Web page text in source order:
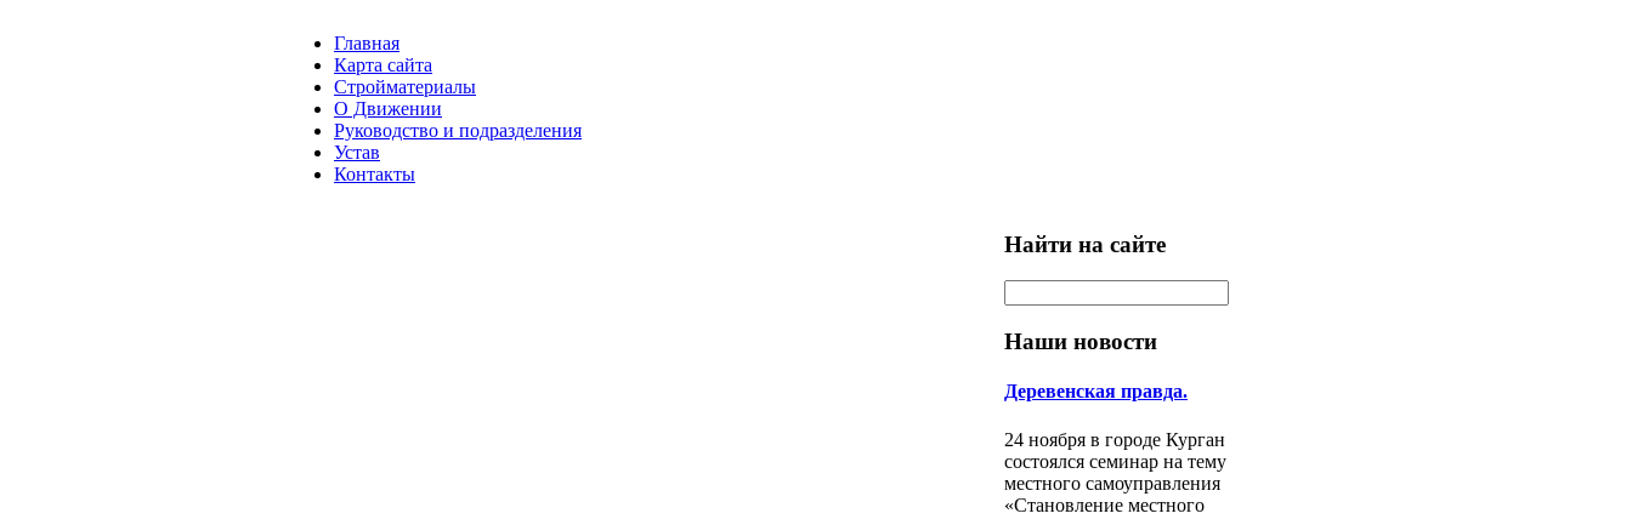
Главная
Карта сайта
Стройматериалы
О Движении
Руководство и подразделения
Устав
Контакты
Найти на сайте
Наши новости
Деревенская правда.
24 ноября в городе Курган
состоялся семинар на тему
местного самоуправления
«Становление местного